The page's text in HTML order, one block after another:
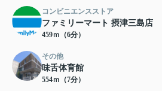
コンビニエンスストア
ファミリーマート 摂津三島店
459ｍ（6分）
その他
味舌体育館
554ｍ（7分）